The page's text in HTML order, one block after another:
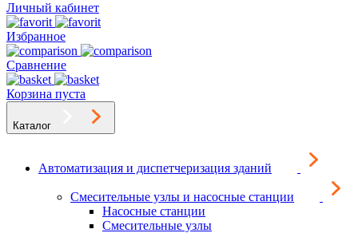
Личный кабинет
Избранное
Сравнение
Корзина пуста
Каталог
Автоматизация и диспетчеризация зданий
Смесительные узлы и насосные станции
Насосные станции
Смесительные узлы